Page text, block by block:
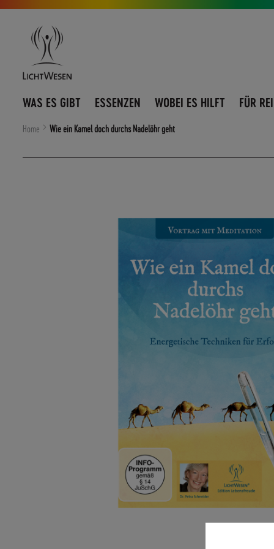
Direkt
zum
Navigation
umschalten
WAS ES GIBT ESSENZEN WOBEI ES HILFT FÜR
Home Wie ein Kamel doch durchs Nadelöhr geht